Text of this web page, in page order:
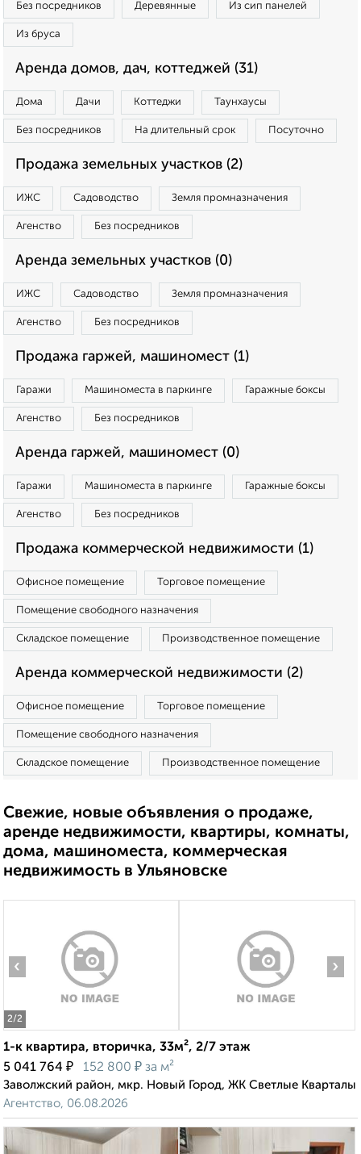
Без посредников Деревянные Из сип панелей
Из бруса
Аренда домов, дач, коттеджей (31)
Дома Дачи Коттеджи Таунхаусы
Без посредников На длительный срок Посуточно
Продажа земельных участков (2)
ИЖС Садоводство Земля промназначения
Агенство Без посредников
Аренда земельных участков (0)
ИЖС Садоводство Земля промназначения
Агенство Без посредников
Продажа гаржей, машиномест (1)
Гаражи Машиноместа в паркинге Гаражные боксы
Агенство Без посредников
Аренда гаржей, машиномест (0)
Гаражи Машиноместа в паркинге Гаражные боксы
Агенство Без посредников
Продажа коммерческой недвижимости (1)
Офисное помещение Торговое помещение
Помещение свободного назначения
Складское помещение Производственное помещение
Аренда коммерческой недвижимости (2)
Офисное помещение Торговое помещение
Помещение свободного назначения
Складское помещение Производственное помещение
Свежие, новые объявления о продаже,
аренде недвижимости, квартиры, комнаты,
дома, машиноместа, коммерческая
недвижимость в Ульяновске
2/2
‹ ›
1-к квартира, вторичка, 33м², 2/7 этаж
5 041 764 ₽ 152 800 ₽ за м²
Заволжский район, мкр. Новый Город, ЖК Светлые Кварталы
Агентство, 06.08.2026